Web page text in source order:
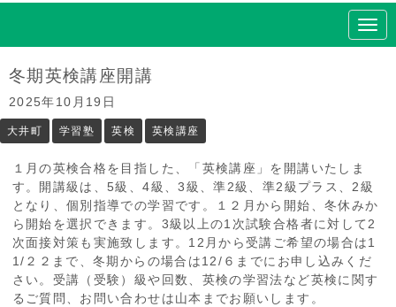
N
a
冬期英検講座開講
2025年10月19日
大井町 学習塾 英検 英検講座
１月の英検合格を目指した、「英検講座」を開講いたしま
す。開講級は、5級、4級、3級、準2級、準2級プラス、2級
となり、個別指導での学習です。１２月から開始、冬休みか
ら開始を選択できます。3級以上の1次試験合格者に対して2
次面接対策も実施致します。12月から受講ご希望の場合は1
1/２２まで、冬期からの場合は12/６までにお申し込みくだ
さい。受講（受験）級や回数、英検の学習法など英検に関す
るご質問、お問い合わせは山本までお願いします。